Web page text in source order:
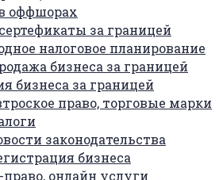
оффшорах
за границей
налоговое планирование
бизнеса за границей
бизнеса за границей
право, торговые марки
законодательства
бизнеса
право, онлайн услуги